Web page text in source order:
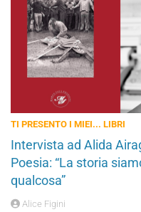
TI PRESENTO I MIEI... LIBRI
Intervista ad Alida
Poesia: “La storia
qualcosa”
Alice Figini